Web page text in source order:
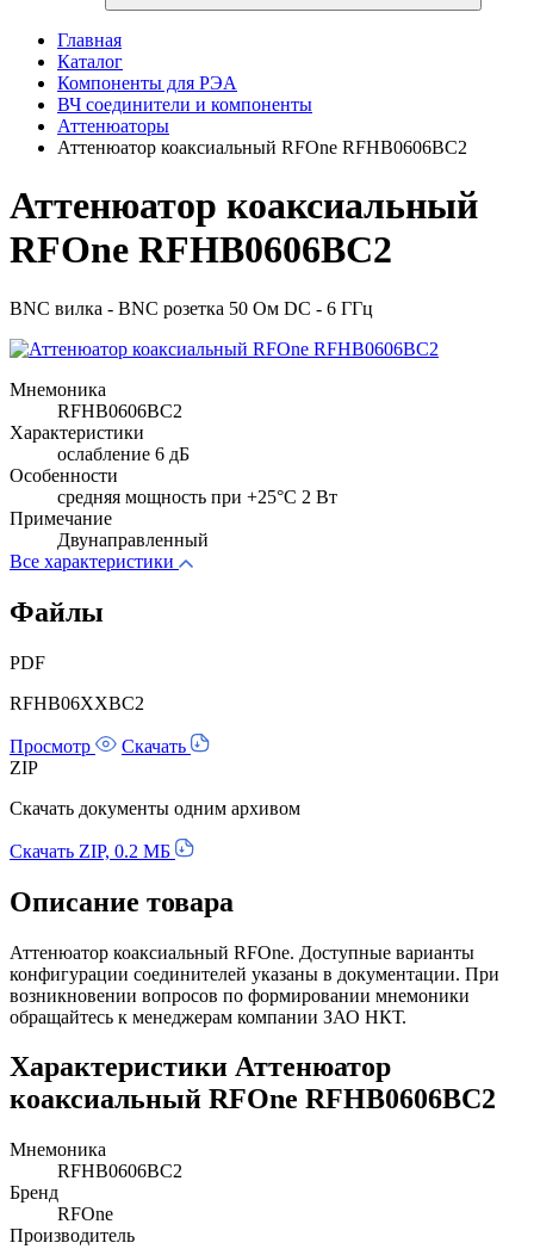
Главная
Каталог
Компоненты для РЭА
ВЧ соединители и компоненты
Аттенюаторы
Аттенюатор коаксиальный RFOne RFHB0606BC2
Аттенюатор коаксиальный
RFOne RFHB0606BC2
BNC вилка - BNC розетка 50 Ом DC - 6 ГГц
Мнемоника
RFHB0606BC2
Характеристики
ослабление 6 дБ
Особенности
cредняя мощность при +25°C 2 Вт
Примечание
Двунаправленный
Все характеристики
Файлы
PDF
RFHB06XXBC2
Просмотр
Скачать
ZIP
Скачать документы одним архивом
Скачать ZIP, 0.2 МБ
Описание товара
Аттенюатор коаксиальный RFOne. Доступные варианты
конфигурации соединителей указаны в документации. При
возникновении вопросов по формировании мнемоники
обращайтесь к менеджерам компании ЗАО НКТ.
Характеристики Аттенюатор
коаксиальный RFOne RFHB0606BC2
Мнемоника
RFHB0606BC2
Бренд
RFOne
Производитель